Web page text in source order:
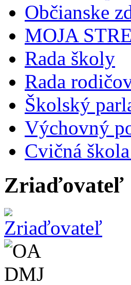
Občianske
MOJA
Rada školy
Rada
Školský
Výchovný
Cvičná
Zriaďovateľ